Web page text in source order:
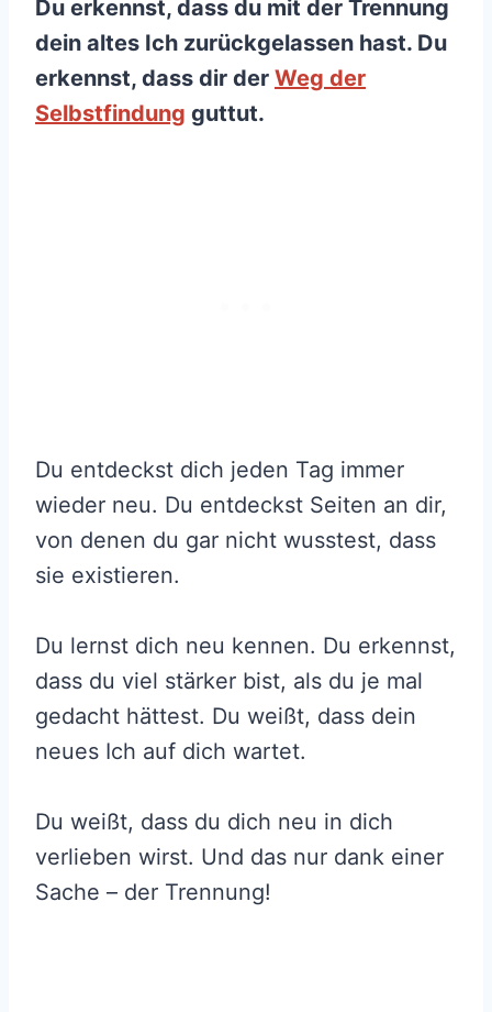
Du erkennst, dass du mit der Trennung
dein altes Ich zurückgelassen hast. Du
erkennst, dass dir der Weg der
Selbstfindung guttut.
Du entdeckst dich jeden Tag immer
wieder neu. Du entdeckst Seiten an dir,
von denen du gar nicht wusstest, dass
sie existieren.
Du lernst dich neu kennen. Du erkennst,
dass du viel stärker bist, als du je mal
gedacht hättest. Du weißt, dass dein
neues Ich auf dich wartet.
Du weißt, dass du dich neu in dich
verlieben wirst. Und das nur dank einer
Sache – der Trennung!